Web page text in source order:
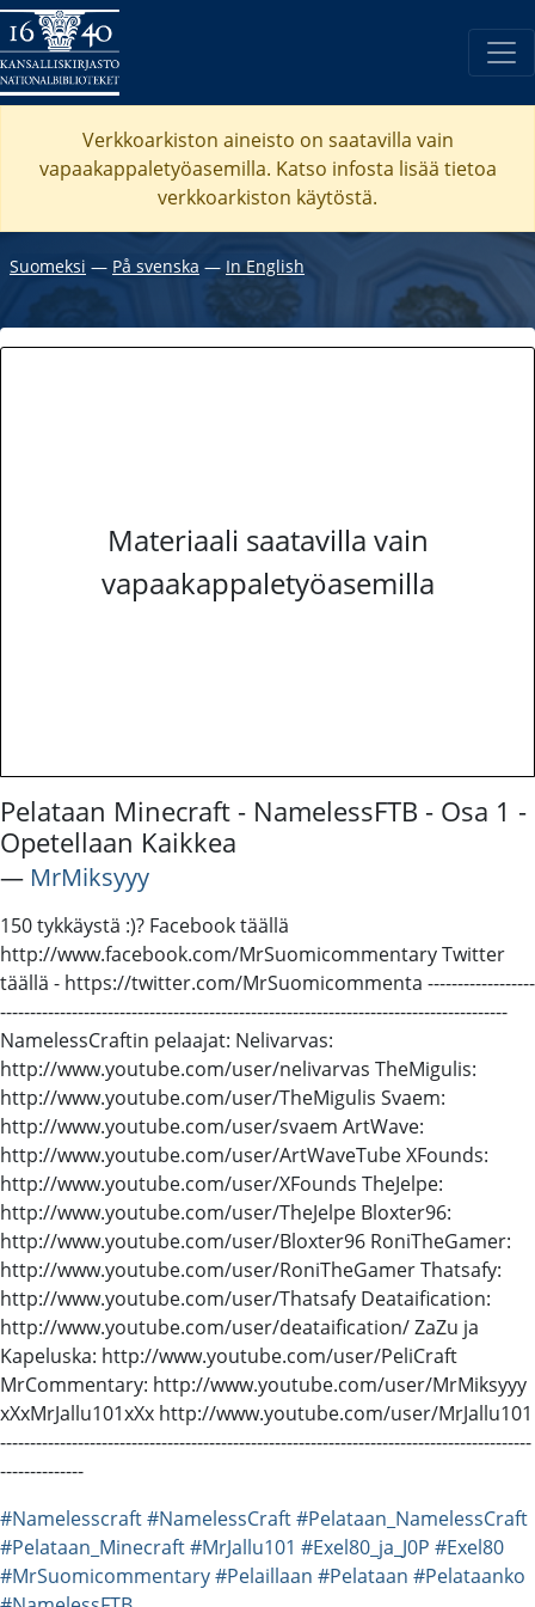
Verkkoarkiston aineisto on saatavilla vain
vapaakappaletyöasemilla. Katso infosta lisää tietoa
verkkoarkiston käytöstä.
Suomeksi ― På svenska ― In English
Materiaali saatavilla vain
vapaakappaletyöasemilla
Pelataan Minecraft - NamelessFTB - Osa 1 -
Opetellaan Kaikkea
― MrMiksyyy
150 tykkäystä :)? Facebook täällä
http://www.facebook.com/MrSuomicommentary Twitter
täällä - https://twitter.com/MrSuomicommenta ------------------
--------------------------------------------------------------­-----------------------
NamelessCraftin pelaajat: Nelivarvas:
http://www.youtube.com/user/nelivarvas TheMigulis:
http://www.youtube.com/user/TheMigulis Svaem:
http://www.youtube.com/user/svaem ArtWave:
http://www.youtube.com/user/ArtWaveTube XFounds:
http://www.youtube.com/user/XFounds TheJelpe:
http://www.youtube.com/user/TheJelpe Bloxter96:
http://www.youtube.com/user/Bloxter96 RoniTheGamer:
http://www.youtube.com/user/RoniTheGamer Thatsafy:
http://www.youtube.com/user/Thatsafy Deataification:
http://www.youtube.com/user/deataification/ ZaZu ja
Kapeluska: http://www.youtube.com/user/PeliCraft
MrCommentary: http://www.youtube.com/user/MrMiksyyy
xXxMrJallu101xXx http://www.youtube.com/user/MrJallu101
--------------------------------------------------------------------------------­---------
--------------
#Namelesscraft#NamelessCraft#Pelataan_NamelessCraft
#Pelataan_Minecraft#MrJallu101 #Exel80_ja_J0P #Exel80
#MrSuomicommentary#Pelaillaan #Pelataan #Pelataanko